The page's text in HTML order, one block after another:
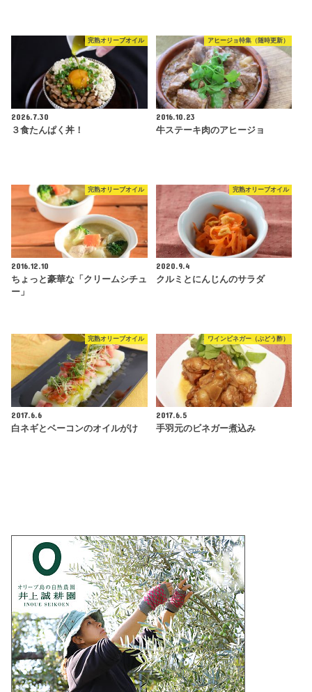
完熟オリーブオイル
2026.7.30
３食たんぱく丼！
アヒージョ特集（随時更新）
2016.10.23
牛ステーキ肉のアヒージョ
完熟オリーブオイル
2016.12.10
ちょっと豪華な「クリームシチュ
ー」
完熟オリーブオイル
2020.9.4
クルミとにんじんのサラダ
完熟オリーブオイル
2017.6.6
白ネギとベーコンのオイルがけ
ワインビネガー（ぶどう酢）
2017.6.5
手羽元のビネガー煮込み